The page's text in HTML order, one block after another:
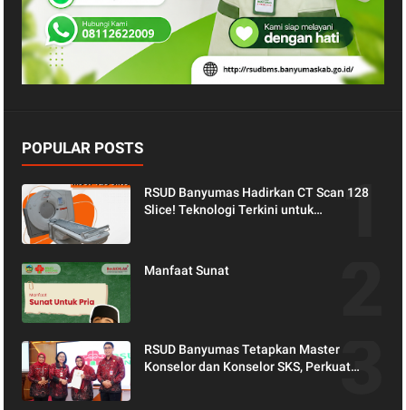
POPULAR POSTS
RSUD Banyumas Hadirkan CT Scan 128
Slice! Teknologi Terkini untuk
Manfaat Sunat
RSUD Banyumas Tetapkan Master
Konselor dan Konselor SKS, Perkuat